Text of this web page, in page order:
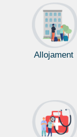
Allojament